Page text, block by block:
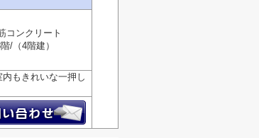
コンクリート
/（4階建）
もきれいな一押し